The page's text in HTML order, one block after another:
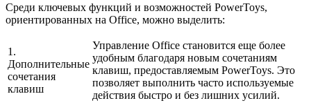
Среди ключевых функций и возможностей PowerToys,
ориентированных на Office, можно выделить:
1.
Дополнительные
сочетания
клавиш
Управление Office становится еще более
удобным благодаря новым сочетаниям
клавиш, предоставляемым PowerToys. Это
позволяет выполнить часто используемые
действия быстро и без лишних усилий.